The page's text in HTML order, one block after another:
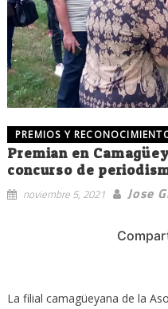
PREMIOS Y
Premian en
concurso de
noviembre 5, 2021 Jose
La filial camagüeyana de la